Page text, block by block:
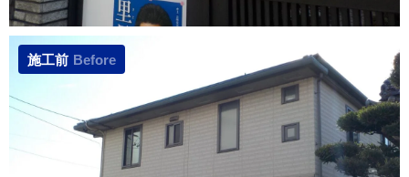
施工前 Before